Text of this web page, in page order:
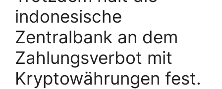
indonesische
Zentralbank an dem
Zahlungsverbot mit
Kryptowährungen fest.